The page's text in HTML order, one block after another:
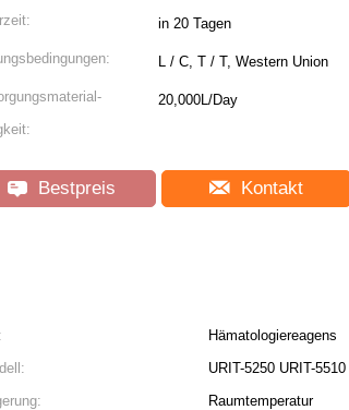
in 20 Tagen
L / C, T / T, Western Union
20,000L/Day
Bestpreis Kontakt
Hämatologiereagens
URIT-5250 URIT-5510
Raumtemperatur